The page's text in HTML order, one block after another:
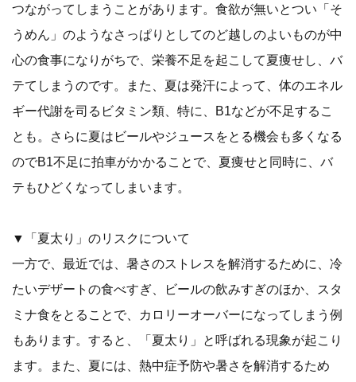
つながってしまうことがあります。食欲が無いとつい「そ
うめん」のようなさっぱりとしてのど越しのよいものが中
心の食事になりがちで、栄養不足を起こして夏痩せし、バ
テてしまうのです。また、夏は発汗によって、体のエネル
ギー代謝を司るビタミン類、特に、B1などが不足するこ
とも。さらに夏はビールやジュースをとる機会も多くなる
のでB1不足に拍車がかかることで、夏痩せと同時に、バ
テもひどくなってしまいます。
▼「夏太り」のリスクについて
一方で、最近では、暑さのストレスを解消するために、冷
たいデザートの食べすぎ、ビールの飲みすぎのほか、スタ
ミナ食をとることで、カロリーオーバーになってしまう例
もあります。すると、「夏太り」と呼ばれる現象が起こり
ます。また、夏には、熱中症予防や暑さを解消するため